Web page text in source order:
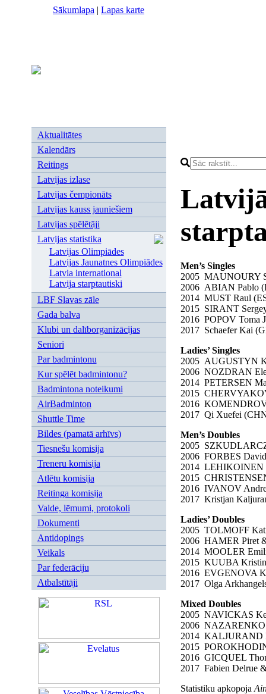
Sākumlapa | Lapas karte
Aktualitātes
Kalendārs
Reitings
Latvijas izlase
Latvijas čempionāts
Latvijas kauss jauniešiem
Latvijas spēlētāji
Latvijas statistika
Latvijas Olimpiādes
Latvijas Jaunatnes Olimpiādes
Latvia international
Latvija starptautiski
LBF Slavas zāle
Gada balva
Klubi un dalīborganizācijas
Seniori
Par badmintonu
Kur spēlēt badmintonu?
Badmintona noteikumi
AirBadminton
Shuttle Time
Bildes (pamatā arhīvs)
Tiesnešu komisija
Treneru komisija
Atlētu komisija
Reitinga komisija
Valde, lēmumi, protokoli
Dokumenti
Antidopings
Veikals
Par federāciju
Atbalstītāji
Men’s
2005
2006 ABIAN
2014 MUST
2015 SIRANT
2016 POPOV Toma
2017 Schaefer Kai
Ladies’ Singles
2005 AUGUSTYN
2006 NOZDRAN
2014 PETERSEN
2015
2016
2017 Qi Xuefei
Men’s Doubles
2005
2006 FORBES
2014 LEHIKOINEN
2015
2016 IVANOV
2017 Kristjan
Ladies’ Doubles
2005 TOLMOFF
2006 HAMER Piret
2014 MOOLER
2015 KUUBA
2016 EVGENOVA
2017 Olga
Mixed Doubles
2005 NAVICKAS
2006 NAZARENKO
2014 KALJURAND
2015
2016 GICQUEL
2017 Fabien Delrue
Statistiku apkopoja